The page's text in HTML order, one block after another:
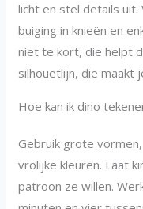
licht en stel details
buiging in knieën en
niet te kort, die helpt
silhouetlijn, die maakt
Hoe kan ik dino
Gebruik grote
vrolijke kleuren. Laat
patroon ze willen.